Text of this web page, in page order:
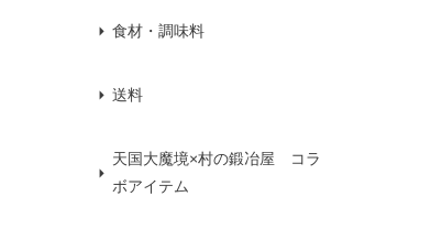
食材・調味料
送料
天国大魔境×村の鍛冶屋 コラ
ボアイテム